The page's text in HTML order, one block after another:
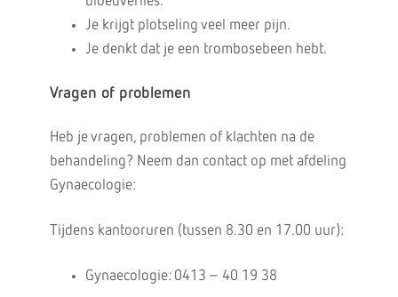
Je krijgt plotseling veel meer pijn.
Je denkt dat je een trombosebeen hebt.
Vragen of problemen
Heb je vragen, problemen of klachten na de
behandeling? Neem dan contact op met afdeling
Gynaecologie:
Tijdens kantooruren (tussen 8.30 en 17.00 uur):
Gynaecologie: 0413 – 40 19 38